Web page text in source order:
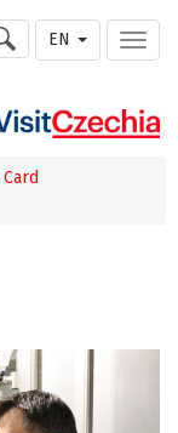
EN